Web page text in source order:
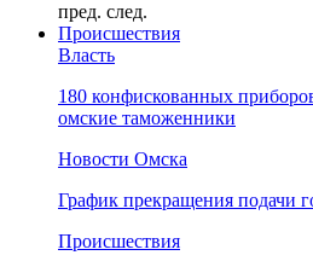
пред. след.
Происшествия
Власть
180 конфискованных
омские таможенники
Новости Омска
График прекращения подачи
Происшествия